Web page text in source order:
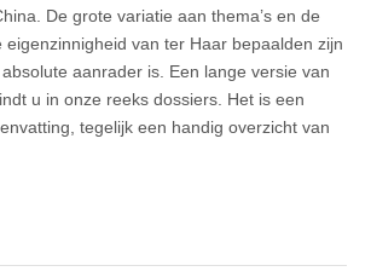
De grote variatie aan thema’s en de
van ter Haar bepaalden zijn
aanrader is. Een lange versie van
u in onze reeks dossiers. Het is een
tegelijk een handig overzicht van